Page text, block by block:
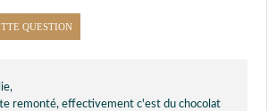
QUESTION
remonté, effectivement c'est du chocolat